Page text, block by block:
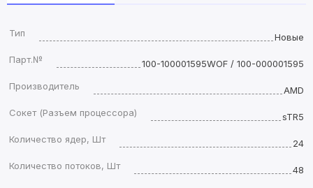
Тип
Новые
Парт.№
100-100001595WOF / 100-000001595
Производитель
AMD
Сокет (Разъем процессора)
sTR5
Количество ядер, Шт
24
Количество потоков, Шт
48